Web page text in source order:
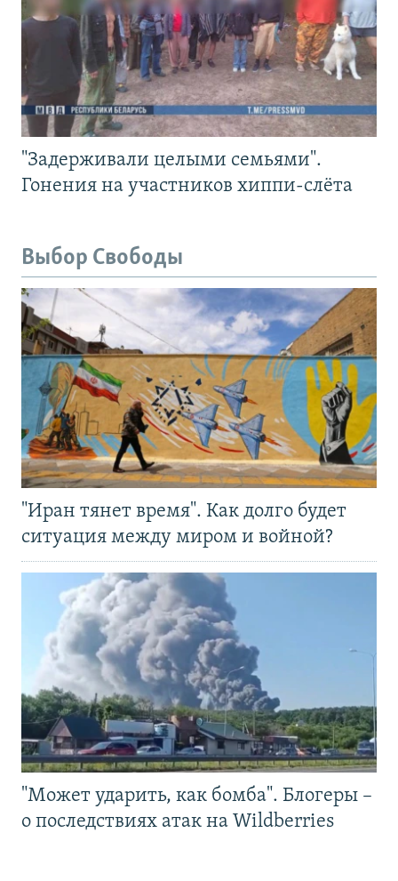
"Задерживали целыми семьями".
Гонения на участников хиппи-слёта
Выбор Свободы
"Иран тянет время". Как долго будет
ситуация между миром и войной?
"Может ударить, как бомба". Блогеры –
о последствиях атак на Wildberries